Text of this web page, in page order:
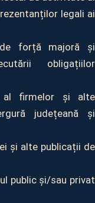
legali ai
forță majoră și
obligațiilor
al firmelor și alte
județeană și
și alte publicații de
public și/sau privat